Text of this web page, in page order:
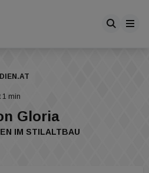
1 min
Gloria
IM STILALTBAU